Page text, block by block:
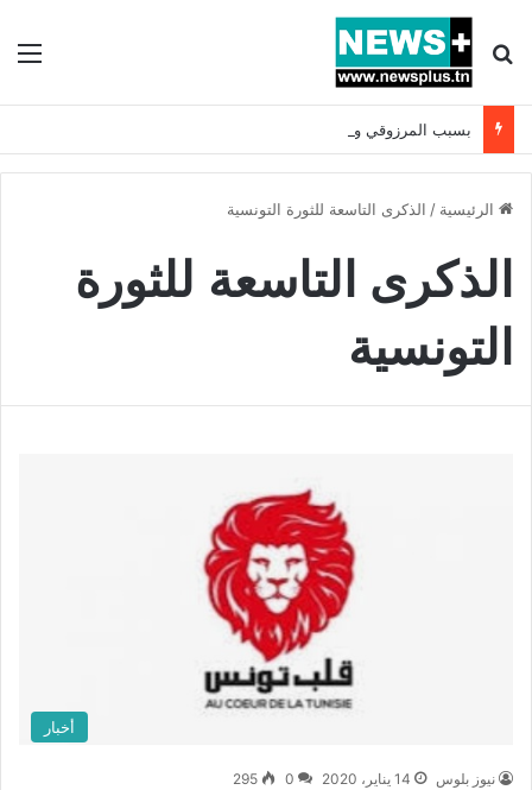
بحث عن
الرئيسية / الذكرى التاسعة للثورة التونسية
الذكرى التاسعة للثورة
التونسية
أخبار
نيوز بلوس 14 يناير، 2020 0
295